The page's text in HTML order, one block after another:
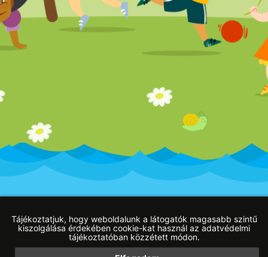
Tájékoztatjuk, hogy weboldalunk a látogatók magasabb szintű
kiszolgálása érdekében cookie-kat használ az adatvédelmi
tájékoztatóban közzétett módon.